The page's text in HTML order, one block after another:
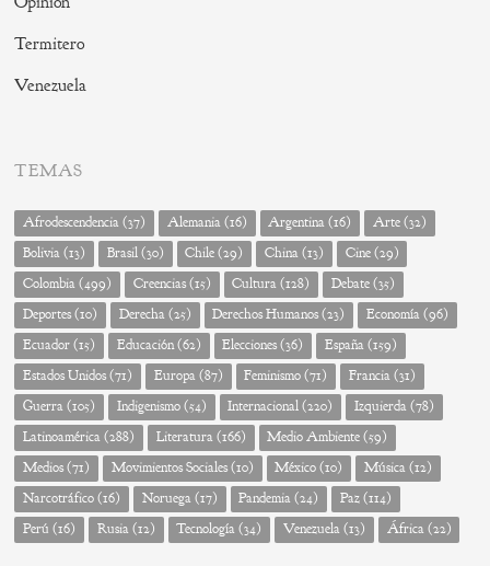
Termitero
Venezuela
TEMAS
Afrodescendencia(37) Alemania(16) Argentina(16) Arte(32)
Bolivia(13) Brasil(30) Chile(29) China(13) Cine(29)
Colombia(499) Creencias(15) Cultura(128) Debate(35)
Deportes(10) Derecha(25) Derechos Humanos(23) Economía(96)
Ecuador(15) Educación(62) Elecciones(36) España(159)
Estados Unidos(71) Europa(87) Feminismo(71) Francia(31)
Guerra(105) Indigenismo(54) Internacional(220) Izquierda(78)
Latinoamérica(288) Literatura(166) Medio Ambiente(59)
Medios(71) Movimientos Sociales(10) México(10) Música(12)
Narcotráfico(16) Noruega(17) Pandemia(24) Paz(114)
Perú (16) Rusia(12) Tecnología(34) Venezuela(13) África(22)